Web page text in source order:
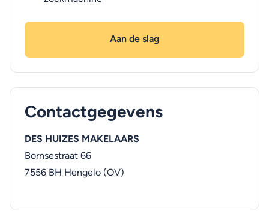
Aan de slag
Contactgegevens
DES HUIZES MAKELAARS
Bornsestraat 66
7556 BH Hengelo (OV)